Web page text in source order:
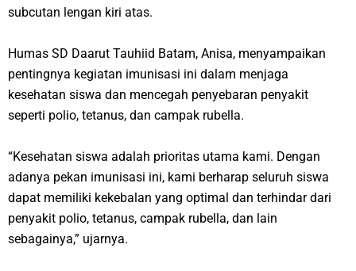
subcutan lengan kiri atas.
Humas SD Daarut Tauhiid Batam, Anisa, menyampaikan
pentingnya kegiatan imunisasi ini dalam menjaga
kesehatan siswa dan mencegah penyebaran penyakit
seperti polio, tetanus, dan campak rubella.
“Kesehatan siswa adalah prioritas utama kami. Dengan
adanya pekan imunisasi ini, kami berharap seluruh siswa
dapat memiliki kekebalan yang optimal dan terhindar dari
penyakit polio, tetanus, campak rubella, dan lain
sebagainya,” ujarnya.